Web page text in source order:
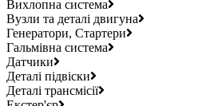
Вихлопна система
Вузли та деталі двигуна
Генератори, Стартери
Гальмівна система
Датчики
Деталі підвіски
Деталі трансмісії